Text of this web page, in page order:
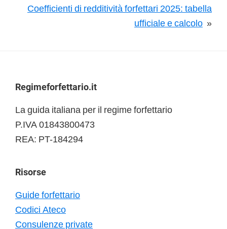
Coefficienti di redditività forfettari 2025: tabella
ufficiale e calcolo »
Footer
Regimeforfettario.it
La guida italiana per il regime forfettario
P.IVA 01843800473
REA: PT-184294
Risorse
Guide forfettario
Codici Ateco
Consulenze private